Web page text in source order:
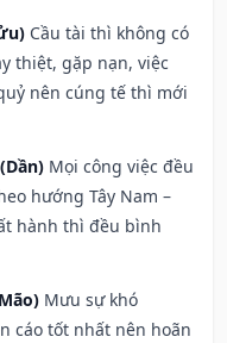
Cầu tài thì không có
thiệt, gặp nạn, việc
nên cúng tế thì mới
Mọi công việc đều
hướng Tây Nam –
hành thì đều bình
Mưu sự khó
cáo tốt nhất nên hoãn